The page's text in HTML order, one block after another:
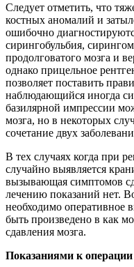
Следует отметить, что
костных аномалий и
ошибочно
сирингобульбия,
продолговатого мозга и
однако прицельное
позволяет поставить
наблюдающийся иногда
базилярной импрессии
мозга, но в некоторых
сочетание двух
В тех случаях когда при
случайно выявляется
вызывающая симптомов
лечению показаний нет.
необходимо оперативное
быть произведено в как
сдавления мозга.
Показаниями к